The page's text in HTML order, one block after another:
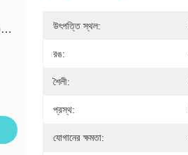
sales10@weilongjeans.com.cn উৎপত্তি স্থল:
রঙ:
শৈলী:
প্রস্থ:
যোগানের ক্ষমতা: